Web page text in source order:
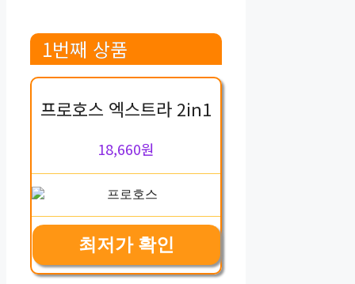
1번째 상품
프로호스 엑스트라 2in1
18,660원
최저가 확인